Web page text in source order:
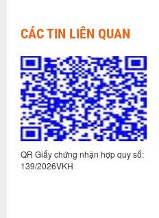
CÁC TIN LIÊN QUAN
QR Giấy chứng nhận hợp quy số:
139/2026VKH